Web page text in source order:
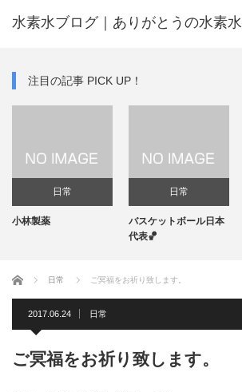
水素水ブログ｜ありがとうの水素水
注目の記事 PICK UP！
日常
小林製薬
日常
バスケットボール日本
代表🏀
ホーム 日常 ご冥福をお祈り致します。
2017.06.24 日常
ご冥福をお祈り致します。